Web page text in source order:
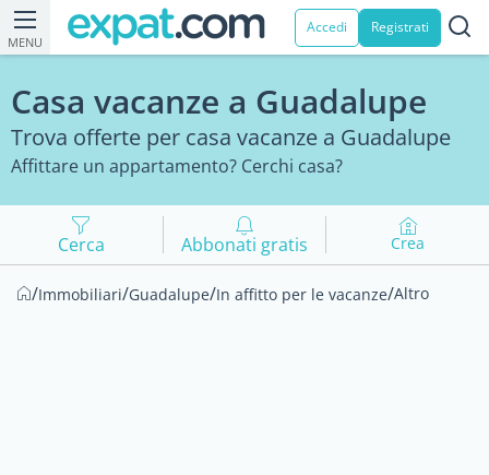
MENU
Accedi Registrati
Casa vacanze a Guadalupe
Trova offerte per casa vacanze a Guadalupe
Affittare un appartamento? Cerchi casa?
Cerca Abbonati gratis Crea
/Immobiliari/Guadalupe/In affitto per le vacanze/Altro